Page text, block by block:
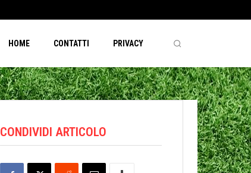
HOME CONTATTI PRIVACY
CONDIVIDI ARTICOLO